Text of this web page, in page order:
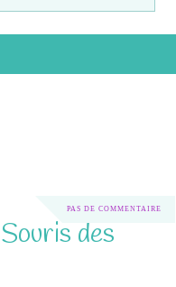
PAS DE COMMENTAIRE
des